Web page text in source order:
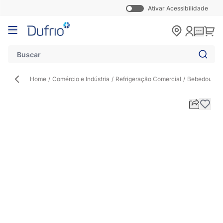
Ativar Acessibilidade
Pular para o conteúdo
Home / Comércio e Indústria / Refrigeração Comercial / Bebedouro